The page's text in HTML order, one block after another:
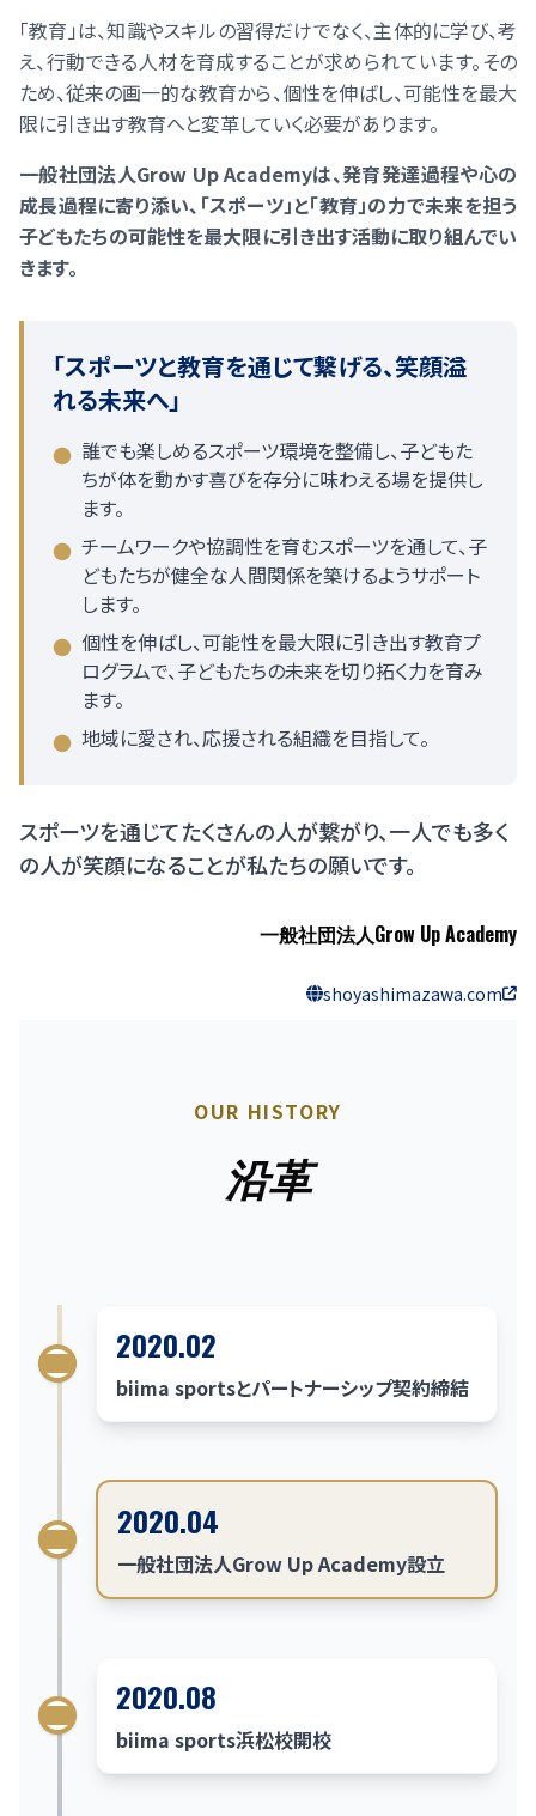
「教育」は、知識やスキルの習得だけでなく、主体的に学び、考
え、行動できる人材を育成することが求められています。その
ため、従来の画一的な教育から、個性を伸ばし、可能性を最大
限に引き出す教育へと変革していく必要があります。
一般社団法人Grow Up Academyは、発育発達過程や心の
成長過程に寄り添い、「スポーツ」と「教育」の力で未来を担う
子どもたちの可能性を最大限に引き出す活動に取り組んでい
きます。
「スポーツと教育を通じて繋げる、笑顔溢
れる未来へ」
● 誰でも楽しめるスポーツ環境を整備し、子どもた
ちが体を動かす喜びを存分に味わえる場を提供し
ます。
● チームワークや協調性を育むスポーツを通して、子
どもたちが健全な人間関係を築けるようサポート
します。
● 個性を伸ばし、可能性を最大限に引き出す教育プ
ログラムで、子どもたちの未来を切り拓く力を育み
ます。
● 地域に愛され、応援される組織を目指して。
スポーツを通じてたくさんの人が繋がり、一人でも多く
の人が笑顔になることが私たちの願いです。
一般社団法人Grow Up Academy
shoyashimazawa.com
OUR HISTORY
沿革
2020.02
biima sportsとパートナーシップ契約締結
2020.04
一般社団法人Grow Up Academy設立
2020.08
biima sports浜松校開校